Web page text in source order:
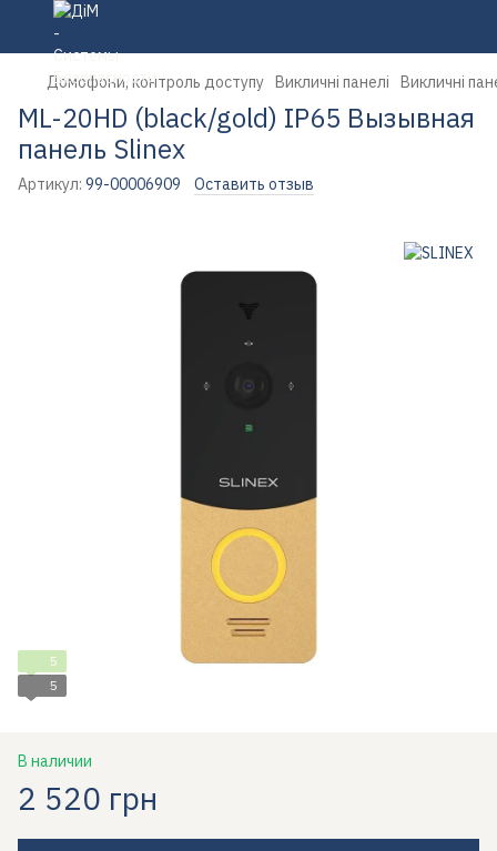
Домофони, контроль доступу Викличні панелі Викличні
ML-20HD (black/gold) IP65 Вызывная
панель Slinex
Артикул: 99-00006909 Оставить отзыв
5
5
В наличии
2 520 грн